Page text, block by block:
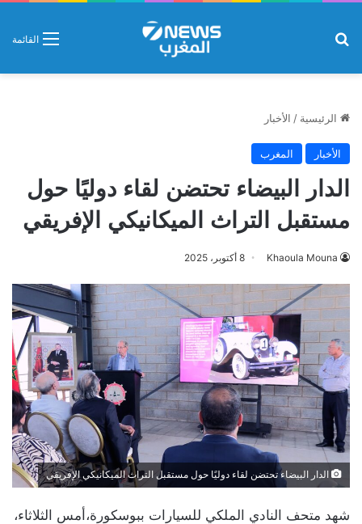
القائمة
الرئيسية / الأخبار
الأخبار المغرب
الدار البيضاء تحتضن لقاء دوليًا حول
مستقبل التراث الميكانيكي الإفريقي
Khaoula Mouna 8 أكتوبر، 2025
الدار البيضاء تحتضن لقاء دوليًا حول مستقبل التراث الميكانيكي الإفريقي
شهد متحف النادي الملكي للسيارات ببوسكورة،أمس الثلاثاء،